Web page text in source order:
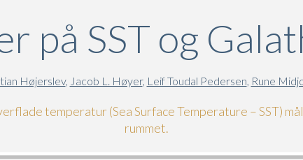
på SST og
Højerslev, Jacob L. Høyer, Leif Toudal Pedersen, Rune
temperatur (Sea Surface Temperature – SST)
rummet.